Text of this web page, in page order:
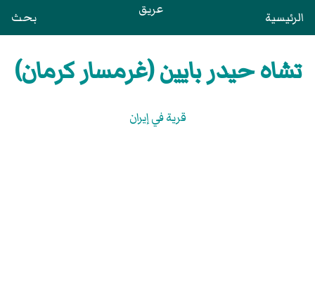
الرئيسية عريق بحث
تشاه حيدر بايين (غرمسار كرمان)
قرية في إيران